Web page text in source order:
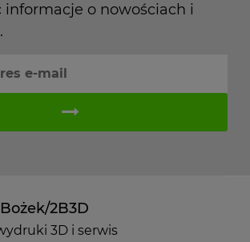
informacje o nowościach i
2B3D
3D i serwis